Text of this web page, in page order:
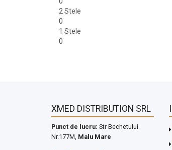
2 Stele
0
1 Stele
0
XMED DISTRIBUTION SRL
Punct de lucru: Str Bechetului
Nr.177M, Malu Mare